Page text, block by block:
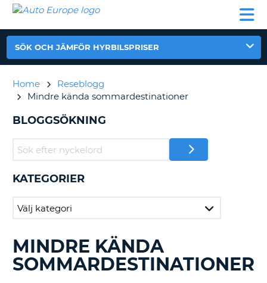
HYRBIL
HYRA
PARTNER
AUTO
EUROPE
HYRBIL
HYRA
HUSBIL
PARTNER
HJÄLP
MIN
MEDLEMSINFORMATION
BOKNING
SÖK OCH JÄMFÖR HYRBILSPRISER
Home
Reseblogg
Mindre kända sommardestinationer
BLOGGSÖKNING
KATEGORIER
SÖKER
BLAND
BLOGGINLÄGGEN.......
MINDRE KÄNDA
SOMMARDESTINATIONER